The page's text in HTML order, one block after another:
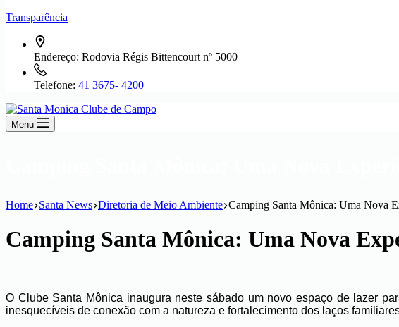
Transparência
Endereço: Rodovia Régis Bittencourt nº 5000
Telefone: 41 3675- 4200
Menu
Home Santa News Diretoria de Meio Ambiente Camping Santa Mônica: Uma Nova
Camping Santa Mônica: Uma Nova
O Clube Santa Mônica inaugura neste sábado um novo espaço de lazer
inesquecíveis de conexão com a natureza e fortalecimento dos laços